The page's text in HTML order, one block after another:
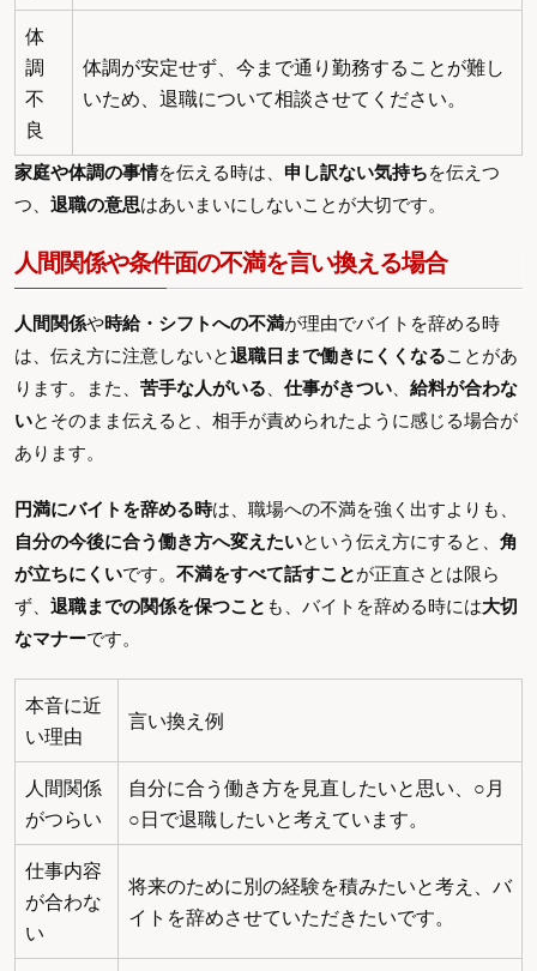
体
調
不
良
体調が安定せず、今まで通り勤務することが難し
いため、退職について相談させてください。
家庭や体調の事情を伝える時は、 申し訳ない気持ちを伝えつ
つ、 退職の意思はあいまいにしないことが大切です。
人間関係や条件面の不満を言い換える場合
人間関係や時給・シフトへの不満が理由でバイトを辞める時
は、伝え方に注意しないと退職日まで働きにくくなることがあ
ります。また、 苦手な人がいる 仕事がきつい、 給料が合わな
いとそのまま伝えると、相手が責められたように感じる場合が
あります。
円満にバイトを辞める時は、職場への不満を強く出すよりも、
自分の今後に合う働き方へ変えたいという伝え方にすると、 角
が立ちにくいです。 不満をすべて話すことが正直さとは限ら
ず、 退職までの関係を保つこと も、バイトを辞める時には大切
なマナーです。
本音に近
い理由
言い換え例
人間関係
がつらい
自分に合う働き方を見直したいと思い、○月
○日で退職したいと考えています。
仕事内容
が合わな
い
将来のために別の経験を積みたいと考え、バ
イトを辞めさせていただきたいです。